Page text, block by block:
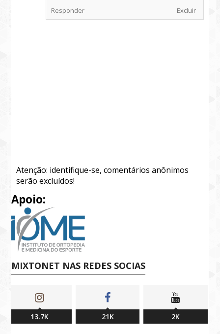
Responder Excluir
Atenção: identifique-se, comentários anônimos
serão excluídos!
Apoio:
MIXTONET NAS REDES SOCIAS
13.7K 21K 2K